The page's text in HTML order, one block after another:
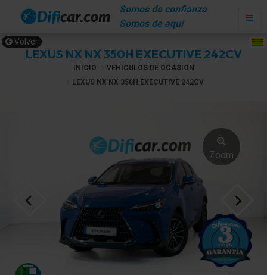
Somos de confianza
Somos de aquí
LEXUS NX NX 350H EXECUTIVE 242CV
Volver
INICIO
VEHÍCULOS DE OCASIÓN
LEXUS NX NX 350H EXECUTIVE 242CV
Zoom